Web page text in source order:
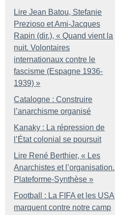
Lire Jean Batou, Stefanie
Prezioso et Ami-Jacques
Rapin (dir.), « Quand vient la
nuit. Volontaires
internationaux contre le
fascisme (Espagne 1936-
1939) »
Catalogne : Construire
l’anarchisme organisé
Kanaky : La répression de
l’État colonial se poursuit
Lire René Berthier, « Les
Anarchistes et l’organisation.
Plateforme-Synthèse »
Football : La FIFA et les USA
marquent contre notre camp